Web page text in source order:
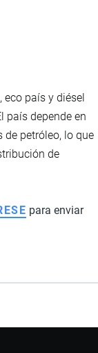
país y diésel
país depende en
de petróleo, lo que
de
para enviar